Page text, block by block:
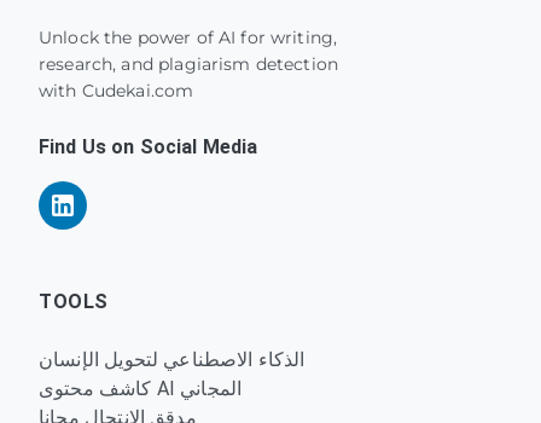
Unlock the power of AI for writing,
research, and plagiarism detection
with Cudekai.com
Find Us on Social Media
TOOLS
الذكاء الاصطناعي لتحويل الإنسان
كاشف محتوى AI المجاني
مدقق الانتحال مجانا